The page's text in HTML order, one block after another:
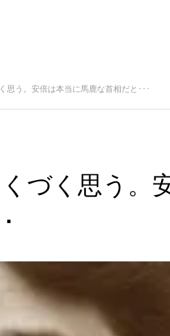
思う。安倍は本当に馬鹿な首相だと･･･
づく思う。